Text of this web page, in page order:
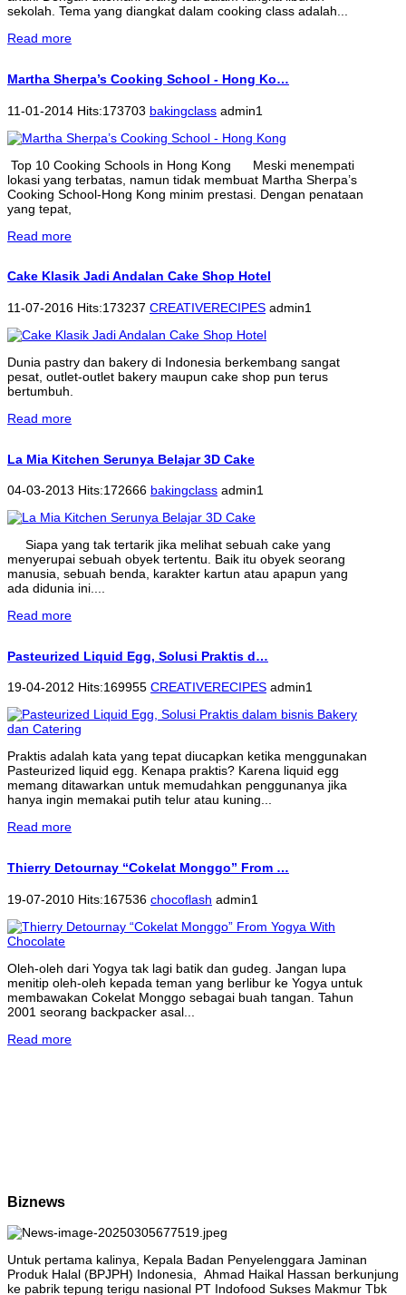
sekolah. Tema yang diangkat dalam cooking class adalah...
Read more
Martha Sherpa’s Cooking School - Hong Ko…
11-01-2014 Hits:173703 bakingclass admin1
Top 10 Cooking Schools in Hong Kong Meski menempati
lokasi yang terbatas, namun tidak membuat Martha Sherpa’s
Cooking School-Hong Kong minim prestasi. Dengan penataan
yang tepat,
Read more
Cake Klasik Jadi Andalan Cake Shop Hotel
11-07-2016 Hits:173237 CREATIVERECIPES admin1
Dunia pastry dan bakery di Indonesia berkembang sangat
pesat, outlet-outlet bakery maupun cake shop pun terus
bertumbuh.
Read more
La Mia Kitchen Serunya Belajar 3D Cake
04-03-2013 Hits:172666 bakingclass admin1
Siapa yang tak tertarik jika melihat sebuah cake yang
menyerupai sebuah obyek tertentu. Baik itu obyek seorang
manusia, sebuah benda, karakter kartun atau apapun yang
ada didunia ini....
Read more
Pasteurized Liquid Egg, Solusi Praktis d…
19-04-2012 Hits:169955 CREATIVERECIPES admin1
Praktis adalah kata yang tepat diucapkan ketika menggunakan
Pasteurized liquid egg. Kenapa praktis? Karena liquid egg
memang ditawarkan untuk memudahkan penggunanya jika
hanya ingin memakai putih telur atau kuning...
Read more
Thierry Detournay “Cokelat Monggo” From …
19-07-2010 Hits:167536 chocoflash admin1
Oleh-oleh dari Yogya tak lagi batik dan gudeg. Jangan lupa
menitip oleh-oleh kepada teman yang berlibur ke Yogya untuk
membawakan Cokelat Monggo sebagai buah tangan. Tahun
2001 seorang backpacker asal...
Read more
Biznews
Untuk pertama kalinya, Kepala Badan Penyelenggara Jaminan
Produk Halal (BPJPH) Indonesia, Ahmad Haikal Hassan berkunjung
ke pabrik tepung terigu nasional PT Indofood Sukses Makmur Tbk